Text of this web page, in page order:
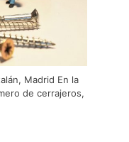
Madrid En la
de cerrajeros,